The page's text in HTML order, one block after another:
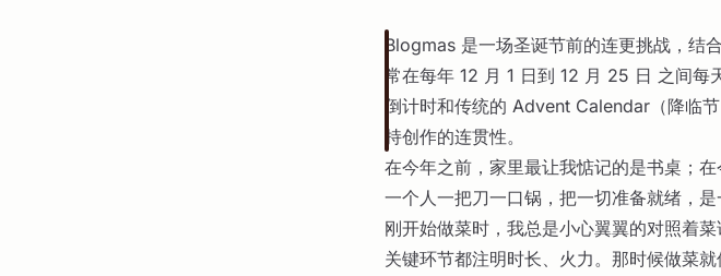
Blogmas 是一场圣诞节前的连更挑战，结
常在每年 12 月 1 日到 12 月 25 日 之间
倒计时和传统的 Advent Calendar（降临
持创作的连贯性。
在今年之前，家里最让我惦记的是书桌；在
一个人一把刀一口锅，把一切准备就绪，是
刚开始做菜时，我总是小心翼翼的对照着
关键环节都注明时长、火力。那时候做菜